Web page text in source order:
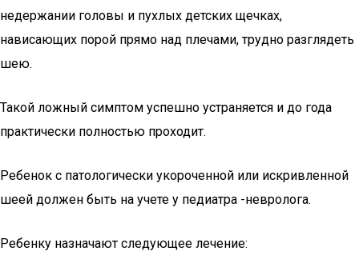
недержании головы и пухлых детских щечках,
нависающих порой прямо над плечами, трудно разглядеть
шею.
Такой ложный симптом успешно устраняется и до года
практически полностью проходит.
Ребенок с патологически укороченной или искривленной
шеей должен быть на учете у педиатра -невролога.
Ребенку назначают следующее лечение: